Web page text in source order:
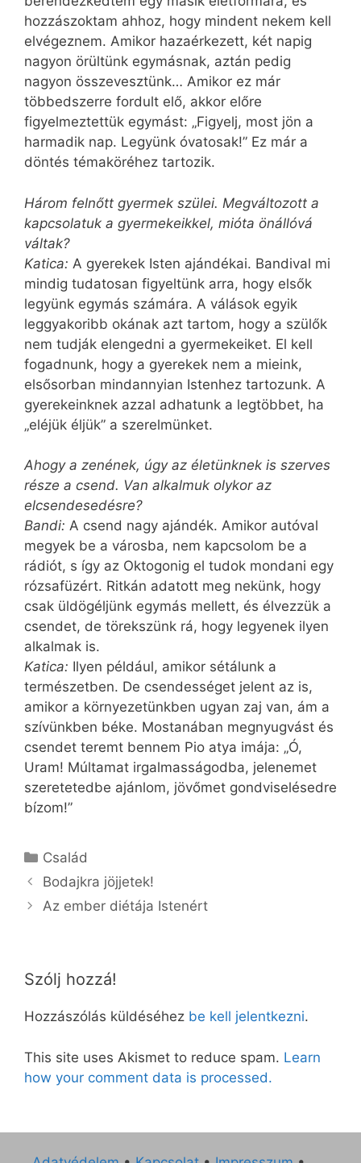
hozzászoktam ahhoz, hogy mindent nekem kell
elvégeznem. Amikor hazaérkezett, két napig
nagyon örültünk egymásnak, aztán pedig
nagyon összevesztünk… Amikor ez már
többedszerre fordult elő, akkor előre
figyelmeztettük egymást: „Figyelj, most jön a
harmadik nap. Legyünk óvatosak!” Ez már a
döntés témaköréhez tartozik.
Három felnőtt gyermek szülei. Megváltozott a
kapcsolatuk a gyermekeikkel, mióta önállóvá
váltak?
Katica: A gyerekek Isten ajándékai. Bandival mi
mindig tudatosan figyeltünk arra, hogy elsők
legyünk egymás számára. A válások egyik
leggyakoribb okának azt tartom, hogy a szülők
nem tudják elengedni a gyermekeiket. El kell
fogadnunk, hogy a gyerekek nem a mieink,
elsősorban mindannyian Istenhez tartozunk. A
gyerekeinknek azzal adhatunk a legtöbbet, ha
„eléjük éljük” a szerelmünket.
Ahogy a zenének, úgy az életünknek is szerves
része a csend. Van alkalmuk olykor az
elcsendesedésre?
Bandi: A csend nagy ajándék. Amikor autóval
megyek be a városba, nem kapcsolom be a
rádiót, s így az Oktogonig el tudok mondani egy
rózsafüzért. Ritkán adatott meg nekünk, hogy
csak üldögéljünk egymás mellett, és élvezzük a
csendet, de törekszünk rá, hogy legyenek ilyen
alkalmak is.
Katica: Ilyen például, amikor sétálunk a
természetben. De csendességet jelent az is,
amikor a környezetünkben ugyan zaj van, ám a
szívünkben béke. Mostanában megnyugvást és
csendet teremt bennem Pio atya imája: „Ó,
Uram! Múltamat irgalmasságodba, jelenemet
szeretetedbe ajánlom, jövőmet gondviselésedre
bízom!”
Kategória
Család
Bodajkra jöjjetek!
Az ember diétája Istenért
Szólj hozzá!
Hozzászólás küldéséhez be kell jelentkezni.
This site uses Akismet to reduce spam. Learn
how your comment data is processed.